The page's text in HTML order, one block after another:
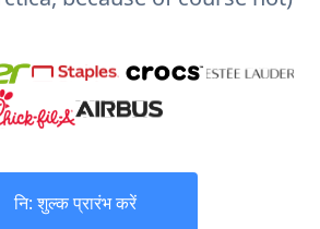
नि: शुल्क प्रारंभ करें